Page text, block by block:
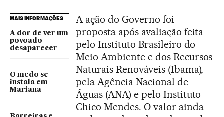
MAIS INFORMAÇÕES
A dor de ver um
povoado
desaparecer
O medo se
instala em
Mariana
A ação do Governo foi
proposta após avaliação feita
pelo Instituto Brasileiro do
Meio Ambiente e dos Recursos
Naturais Renováveis (Ibama),
pela Agência Nacional de
Águas (ANA) e pelo Instituto
Chico Mendes. O valor ainda